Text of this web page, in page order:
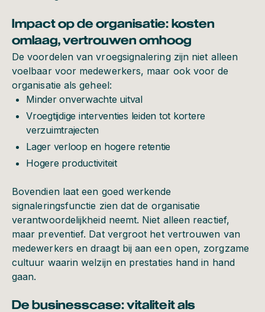
Impact op de organisatie: kosten
omlaag, vertrouwen omhoog
De voordelen van vroegsignalering zijn niet alleen
voelbaar voor medewerkers, maar ook voor de
organisatie als geheel:
Minder onverwachte uitval
Vroegtijdige interventies leiden tot kortere
verzuimtrajecten
Lager verloop en hogere retentie
Hogere productiviteit
Bovendien laat een goed werkende
signaleringsfunctie zien dat de organisatie
verantwoordelijkheid neemt. Niet alleen reactief,
maar preventief. Dat vergroot het vertrouwen van
medewerkers en draagt bij aan een open, zorgzame
cultuur waarin welzijn en prestaties hand in hand
gaan.
De businesscase: vitaliteit als